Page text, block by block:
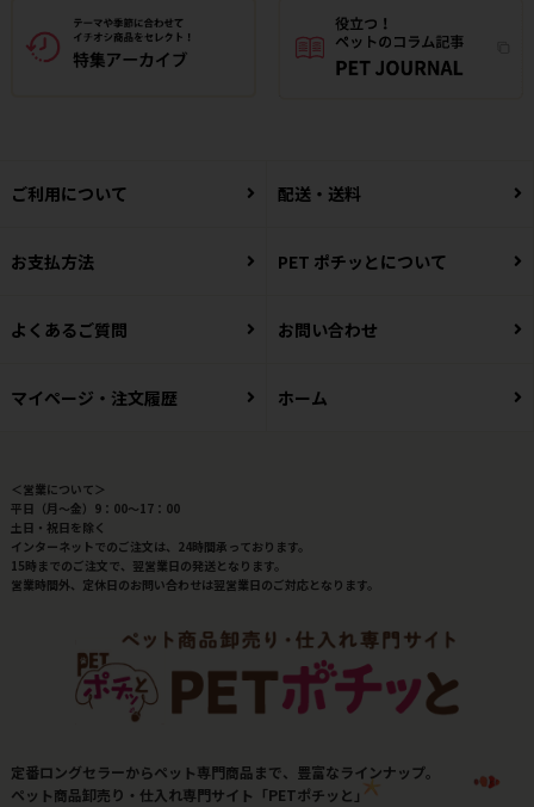
ご利用について 配送・送料
お支払方法 PET ポチッとについて
よくあるご質問 お問い合わせ
マイページ・注文履歴 ホーム
＜営業について＞
平日（月～金）9：00～17：00
土日・祝日を除く
インターネットでのご注文は、24時間承っております。
15時までのご注文で、翌営業日の発送となります。
営業時間外、定休日のお問い合わせは翌営業日のご対応となります。
定番ロングセラーからペット専門商品まで、豊富なラインナップ。
ペット商品卸売り・仕入れ専門サイト「PETポチッと」